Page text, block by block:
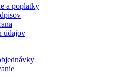
a poplatky
údajov